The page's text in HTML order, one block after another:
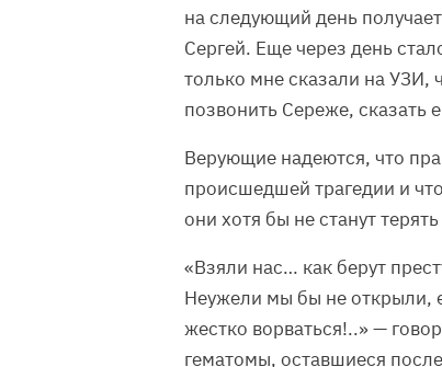
на следующий день
Сергей. Еще через день
только мне сказали на УЗИ,
позвонить Сереже, сказать
Верующие надеются, что
происшедшей трагедии и
они хотя бы не станут
«Взяли нас… как берут
Неужели мы бы не открыли,
жестко ворваться!..» —
гематомы, оставшиеся